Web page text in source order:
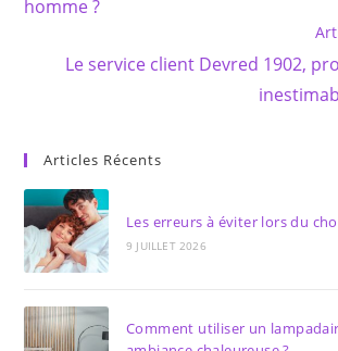
homme ?
Le service client Devred 1902,
Articles Récents
Les erreurs à éviter lors du
9 JUILLET 2026
Comment utiliser un